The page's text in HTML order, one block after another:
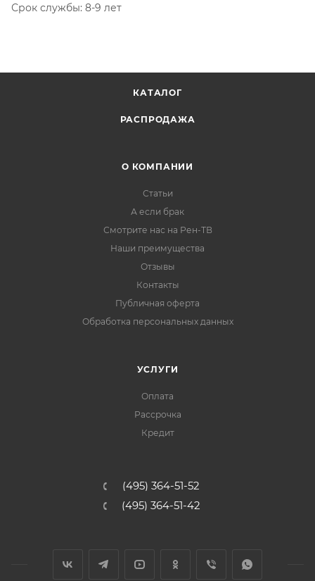
Срок службы: 8-9 лет
КАТАЛОГ
РАСПРОДАЖА
О КОМПАНИИ
Статьи
А если брак
Смотрите нас на Рен-ТВ
Наши преимущества
Отзывы
Контакты
Публичная оферта
Обработка персональных данных
УСЛУГИ
Оплата
Рассрочка
Кредит
(495) 364-51-52
(495) 364-51-42